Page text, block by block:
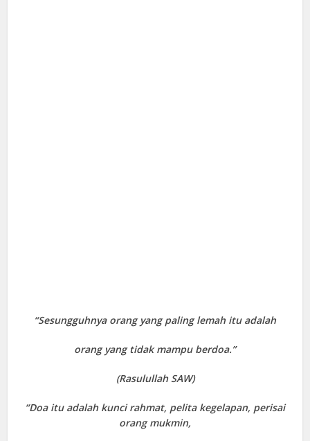
“Sesungguhnya orang yang paling lemah itu adalah
orang yang tidak mampu berdoa.”
(Rasulullah SAW)
“Doa itu adalah kunci rahmat, pelita kegelapan, perisai
orang mukmin,